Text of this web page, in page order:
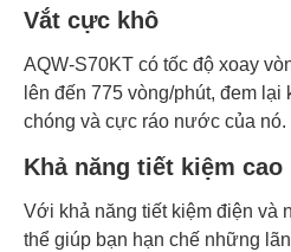
Vắt cực khô
AQW-S70KT có tốc độ xoay
lên đến 775 vòng/phút, đem lại
chóng và cực ráo nước của nó.
Khả năng tiết kiệm cao
Với khả năng tiết kiệm điện và
thể giúp bạn hạn chế những